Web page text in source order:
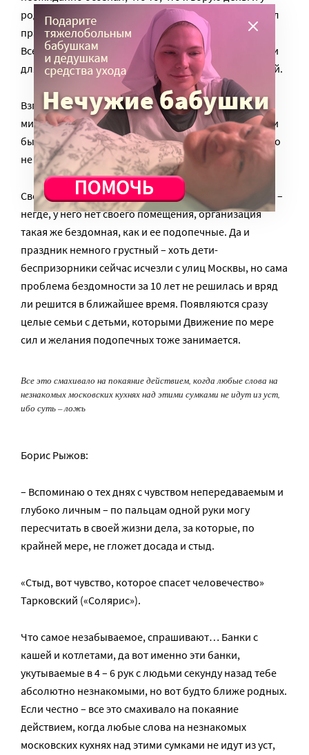
родителей, связано с заповедью, так и с вами я узнал
практическую сторону важнейших заповедей
Всевышнего о помощи нуждающимся, которые были
для меня раньше на самом деле полной абстракцией.
Взгляд на людей, надеюсь, сместился в сторону
милости… Желаю дорогому Движению удачи. А если
быть точным – Божьего благословения, без которого
не движется ни одно важное дело.
Свое десятилетие Движение особенно не празднует –
негде, у него нет своего помещения, организация
такая же бездомная, как и ее подопечные. Да и
праздник немного грустный – хоть дети-
беспризорники сейчас исчезли с улиц Москвы, но сама
проблема бездомности за 10 лет не решилась и вряд
ли решится в ближайшее время. Появляются сразу
целые семьи с детьми, которыми Движение по мере
сил и желания подопечных тоже занимается.
Все это смахивало на покаяние действием, когда любые слова на
незнакомых московских кухнях над этими сумками не идут из уст,
ибо суть – ложь
Борис Рыжов:
– Вспоминаю о тех днях с чувством непередаваемым и
глубоко личным – по пальцам одной руки могу
пересчитать в своей жизни дела, за которые, по
крайней мере, не гложет досада и стыд.
«Стыд, вот чувство, которое спасет человечество»
Тарковский («Солярис»).
Что самое незабываемое, спрашивают… Банки с
кашей и котлетами, да вот именно эти банки,
укутываемые в 4 – 6 рук с людьми секунду назад тебе
абсолютно незнакомыми, но вот будто ближе родных.
Если честно – все это смахивало на покаяние
действием, когда любые слова на незнакомых
московских кухнях над этими сумками не идут из уст,